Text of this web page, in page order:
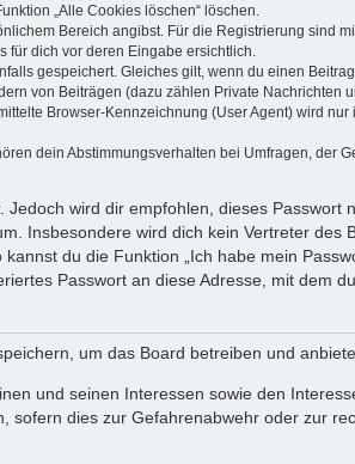
„Alle Cookies löschen“ löschen.
Bereich angibst. Für die Registrierung sind
dich vor deren Eingabe ersichtlich.
gespeichert. Gleiches gilt, wenn du einen
von Beiträgen (dazu zählen Private Nachrichten
Browser-Kennzeichnung (User Agent) wird
dein Abstimmungsverhalten bei Umfragen, der
wird dir empfohlen, dieses
Insbesondere wird dich kein Vertreter des
du die Funktion „Ich habe mein
Passwort an diese Adresse, mit dem
um das Board betreiben und
und seinen Interessen sowie den
dies zur Gefahrenabwehr oder zur